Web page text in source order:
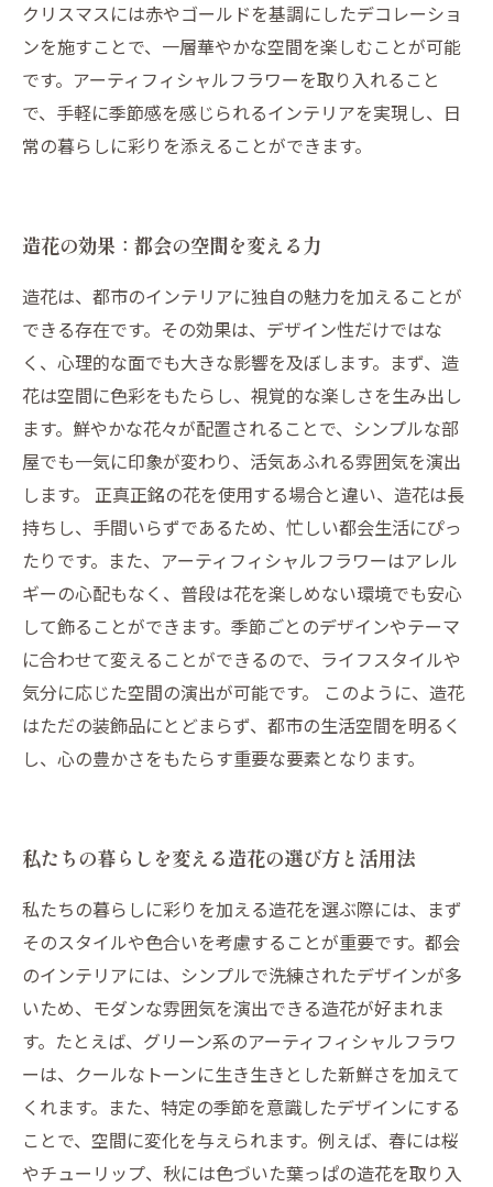
クリスマスには赤やゴールドを基調にしたデコレーショ
ンを施すことで、一層華やかな空間を楽しむことが可能
です。アーティフィシャルフラワーを取り入れること
で、手軽に季節感を感じられるインテリアを実現し、日
常の暮らしに彩りを添えることができます。
造花の効果：都会の空間を変える力
造花は、都市のインテリアに独自の魅力を加えることが
できる存在です。その効果は、デザイン性だけではな
く、心理的な面でも大きな影響を及ぼします。まず、造
花は空間に色彩をもたらし、視覚的な楽しさを生み出し
ます。鮮やかな花々が配置されることで、シンプルな部
屋でも一気に印象が変わり、活気あふれる雰囲気を演出
します。 正真正銘の花を使用する場合と違い、造花は長
持ちし、手間いらずであるため、忙しい都会生活にぴっ
たりです。また、アーティフィシャルフラワーはアレル
ギーの心配もなく、普段は花を楽しめない環境でも安心
して飾ることができます。季節ごとのデザインやテーマ
に合わせて変えることができるので、ライフスタイルや
気分に応じた空間の演出が可能です。 このように、造花
はただの装飾品にとどまらず、都市の生活空間を明るく
し、心の豊かさをもたらす重要な要素となります。
私たちの暮らしを変える造花の選び方と活用法
私たちの暮らしに彩りを加える造花を選ぶ際には、まず
そのスタイルや色合いを考慮することが重要です。都会
のインテリアには、シンプルで洗練されたデザインが多
いため、モダンな雰囲気を演出できる造花が好まれま
す。たとえば、グリーン系のアーティフィシャルフラワ
ーは、クールなトーンに生き生きとした新鮮さを加えて
くれます。また、特定の季節を意識したデザインにする
ことで、空間に変化を与えられます。例えば、春には桜
やチューリップ、秋には色づいた葉っぱの造花を取り入